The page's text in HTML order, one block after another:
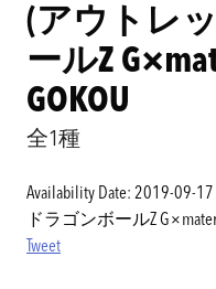
(アウトレ
ールZ
GOKOU
全1種
Availability Date: 2019-09-17
ドラゴンボールZ
Tweet